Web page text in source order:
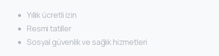
Yıllık ücretli izin
Resmi tatiller
Sosyal güvenlik ve sağlık hizmetleri